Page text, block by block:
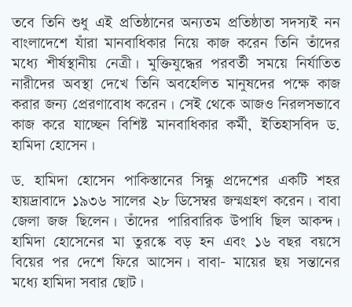
তবে তিনি শুধু এই প্রতিষ্ঠানের অন্যতম প্রতিষ্ঠাতা সদস্যই নন
বাংলাদেশে যাঁরা মানবাধিকার নিয়ে কাজ করেন তিনি তাঁদের
মধ্যে শীর্ষস্থানীয় নেত্রী। মুক্তিযুদ্ধের পরবর্তী সময়ে নির্যাতিত
নারীদের অবস্থা দেখে তিনি অবহেলিত মানুষদের পক্ষে কাজ
করার জন্য প্রেরণাবোধ করেন। সেই থেকে আজও নিরলসভাবে
কাজ করে যাচ্ছেন বিশিষ্ট মানবাধিকার কর্মী, ইতিহাসবিদ ড.
হামিদা হোসেন।
ড. হামিদা হোসেন পাকিস্তানের সিন্ধু প্রদেশের একটি শহর
হায়দ্রাবাদে ১৯৩৬ সালের ২৮ ডিসেম্বর জন্মগ্রহণ করেন। বাবা
জেলা জজ ছিলেন। তাঁদের পারিবারিক উপাধি ছিল আকন্দ।
হামিদা হোসেনের মা তুরস্কে বড় হন এবং ১৬ বছর বয়সে
বিয়ের পর দেশে ফিরে আসেন। বাবা- মায়ের ছয় সন্তানের
মধ্যে হামিদা সবার ছোট।